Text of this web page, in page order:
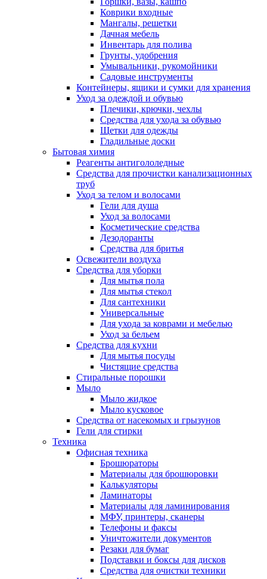
Коврики входные
Мангалы, решетки
Дачная мебель
Инвентарь для полива
Грунты, удобрения
Умывальники, рукомойники
Садовые инструменты
Контейнеры, ящики и сумки для хранения
Уход за одеждой и обувью
Плечики, крючки, чехлы
Средства для ухода за обувью
Щетки для одежды
Гладильные доски
Бытовая химия
Реагенты антигололедные
Средства для прочистки канализационных
труб
Уход за телом и волосами
Гели для душа
Уход за волосами
Косметические средства
Дезодоранты
Средства для бритья
Освежители воздуха
Средства для уборки
Для мытья пола
Для мытья стекол
Для сантехники
Универсальные
Для ухода за коврами и мебелью
Уход за бельем
Средства для кухни
Для мытья посуды
Чистящие средства
Стиральные порошки
Мыло
Мыло жидкое
Мыло кусковое
Средства от насекомых и грызунов
Гели для стирки
Техника
Офисная техника
Брошюраторы
Материалы для брошюровки
Калькуляторы
Ламинаторы
Материалы для ламинирования
МФУ, принтеры, сканеры
Телефоны и факсы
Уничтожители документов
Резаки для бумаг
Подставки и боксы для дисков
Средства для очистки техники